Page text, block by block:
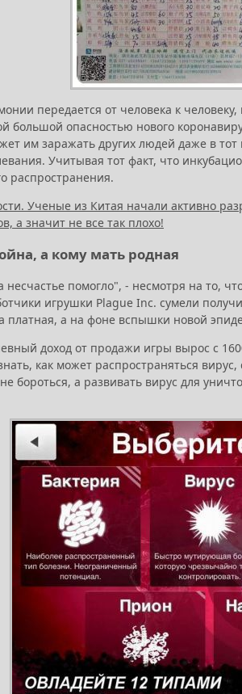
передается от человека к
большой опасностью нового
им заражать других людей даже в
Учитывая тот факт, что
распространения.
Ученые из Китая начали активно
а значит не все так плохо!
а кому мать родная
несчастье помогло", - несмотря на то,
игрушки Plague Inc. сумели
платная, а на фоне вспышки новой
доход от продажи игры вырос с
как может распространяться
бороться, а развивать вирус для